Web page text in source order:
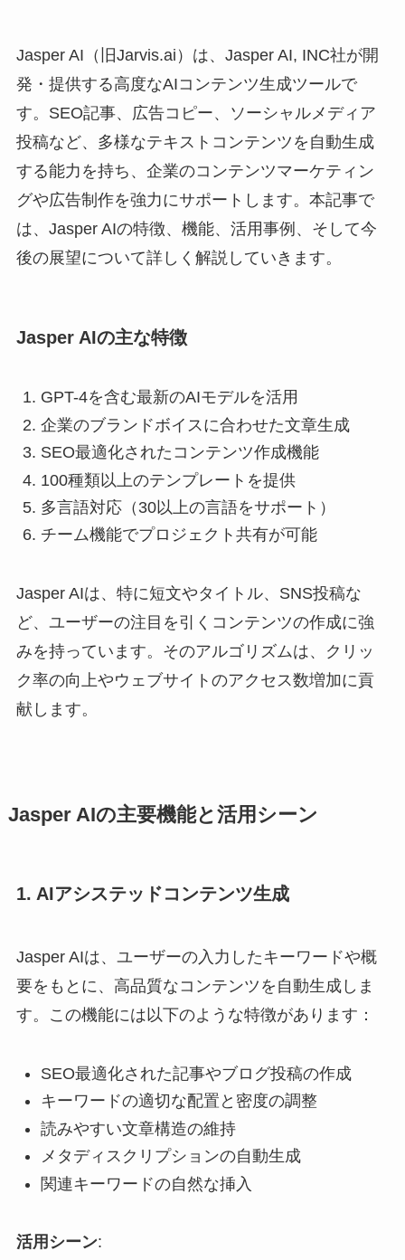
Jasper AI（旧Jarvis.ai）は、Jasper AI, INC社が開
発・提供する高度なAIコンテンツ生成ツールで
す。SEO記事、広告コピー、ソーシャルメディア
投稿など、多様なテキストコンテンツを自動生成
する能力を持ち、企業のコンテンツマーケティン
グや広告制作を強力にサポートします。本記事で
は、Jasper AIの特徴、機能、活用事例、そして今
後の展望について詳しく解説していきます。
Jasper AIの主な特徴
GPT-4を含む最新のAIモデルを活用
企業のブランドボイスに合わせた文章生成
SEO最適化されたコンテンツ作成機能
100種類以上のテンプレートを提供
多言語対応（30以上の言語をサポート）
チーム機能でプロジェクト共有が可能
Jasper AIは、特に短文やタイトル、SNS投稿な
ど、ユーザーの注目を引くコンテンツの作成に強
みを持っています。そのアルゴリズムは、クリッ
ク率の向上やウェブサイトのアクセス数増加に貢
献します。
Jasper AIの主要機能と活用シーン
1. AIアシステッドコンテンツ生成
Jasper AIは、ユーザーの入力したキーワードや概
要をもとに、高品質なコンテンツを自動生成しま
す。この機能には以下のような特徴があります：
SEO最適化された記事やブログ投稿の作成
キーワードの適切な配置と密度の調整
読みやすい文章構造の維持
メタディスクリプションの自動生成
関連キーワードの自然な挿入
活用シーン: